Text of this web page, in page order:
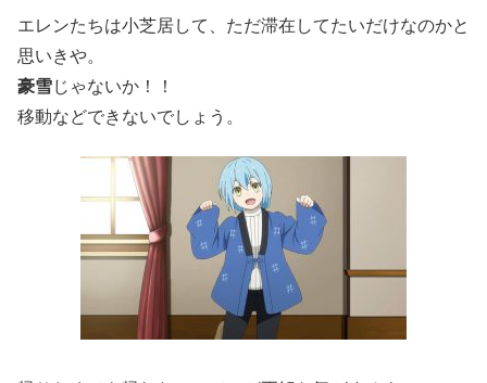
エレンたちは小芝居して、ただ滞在してたいだけなのかと
思いきや。
豪雪じゃないか！！
移動などできないでしょう。